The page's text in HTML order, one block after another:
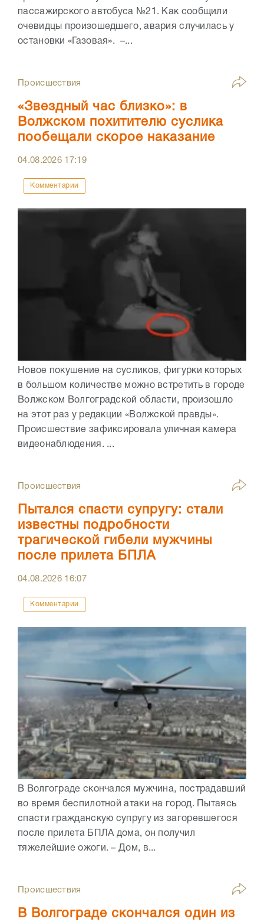
пассажирского автобуса №21. Как сообщили
очевидцы произошедшего, авария случилась у
остановки «Газовая». –...
Происшествия
«Звездный час близко»: в
Волжском похитителю суслика
пообещали скорое наказание
04.08.2026 17:19
Комментарии
Новое покушение на сусликов, фигурки которых
в большом количестве можно встретить в городе
Волжском Волгоградской области, произошло
на этот раз у редакции «Волжской правды».
Происшествие зафиксировала уличная камера
видеонаблюдения. ...
Происшествия
Пытался спасти супругу: стали
известны подробности
трагической гибели мужчины
после прилета БПЛА
04.08.2026 16:07
Комментарии
В Волгограде скончался мужчина, пострадавший
во время беспилотной атаки на город. Пытаясь
спасти гражданскую супругу из загоревшегося
после прилета БПЛА дома, он получил
тяжелейшие ожоги. – Дом, в...
Происшествия
В Волгограде скончался один из